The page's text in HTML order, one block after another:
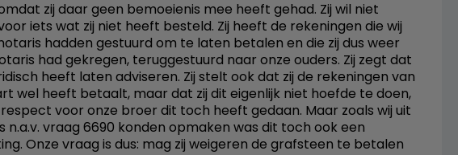
zij daar geen bemoeienis mee heeft gehad. Zij wil niet
iets wat zij niet heeft besteld. Zij heeft de rekeningen die wij
hadden gestuurd om te laten betalen en die zij dus weer
had gekregen, teruggestuurd naar onze ouders. Zij zegt dat
heeft laten adviseren. Zij stelt ook dat zij de rekeningen van
wel heeft betaalt, maar dat zij dit eigenlijk niet hoefde te doen,
voor onze broer dit toch heeft gedaan. Maar zoals wij uit
n.a.v. vraag 6690 konden opmaken was dit toch ook een
Onze vraag is dus: mag zij weigeren de grafsteen te betalen